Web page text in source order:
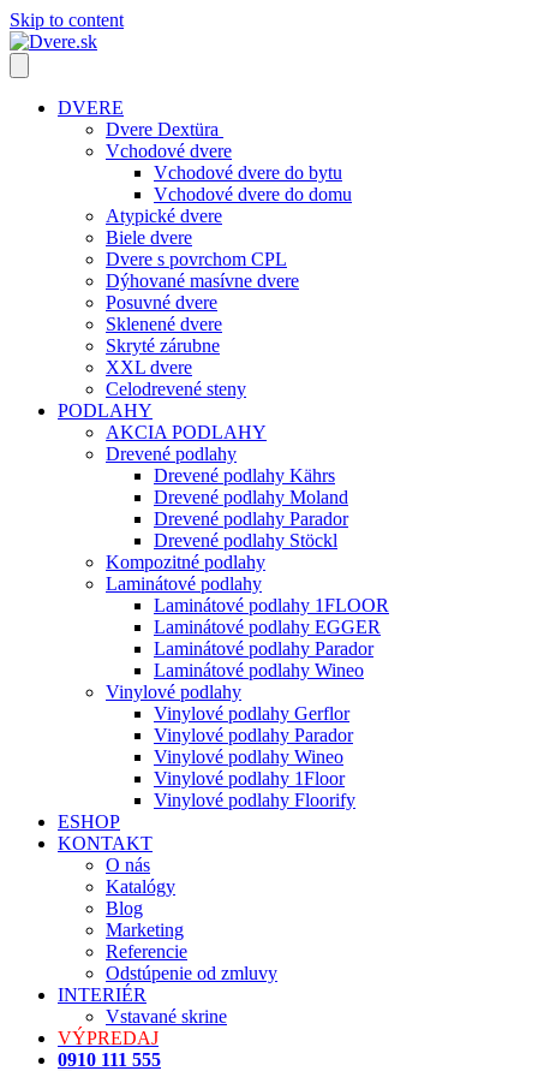
Skip to content
DVERE
Dvere Dextüra
Vchodové dvere
Vchodové dvere do bytu
Vchodové dvere do domu
Atypické dvere
Biele dvere
Dvere s povrchom CPL
Dýhované masívne dvere
Posuvné dvere
Sklenené dvere
Skryté zárubne
XXL dvere
Celodrevené steny
PODLAHY
AKCIA PODLAHY
Drevené podlahy
Drevené podlahy Kährs
Drevené podlahy Moland
Drevené podlahy Parador
Drevené podlahy Stöckl
Kompozitné podlahy
Laminátové podlahy
Laminátové podlahy 1FLOOR
Laminátové podlahy EGGER
Laminátové podlahy Parador
Laminátové podlahy Wineo
Vinylové podlahy
Vinylové podlahy Gerflor
Vinylové podlahy Parador
Vinylové podlahy Wineo
Vinylové podlahy 1Floor
Vinylové podlahy Floorify
ESHOP
KONTAKT
O nás
Katalógy
Blog
Marketing
Referencie
Odstúpenie od zmluvy
INTERIÉR
Vstavané skrine
VÝPREDAJ
0910 111 555